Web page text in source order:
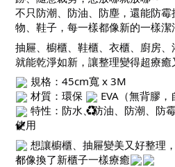
不只防潮、防油、防塵，還能防
物、鞋子，每一樣都像新的一樣潔
抽屜、櫥櫃、鞋櫃、衣櫃、廚房
就能乾淨如新，讓整理變得超療癒
規格：45cm寬 x 3M
材質：環保
EVA（無背膠，
特性：防水、防油、防潮、防
使用
想讓櫥櫃、抽屜變美又好整理
都像換了新櫃子一樣療癒